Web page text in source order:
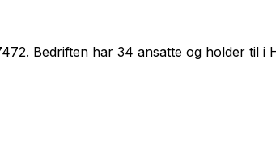
Bedriften har 34 ansatte og holder til i